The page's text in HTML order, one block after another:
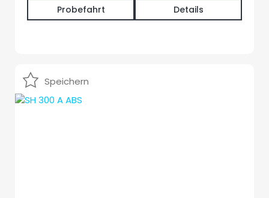
Probefahrt
Details
Speichern